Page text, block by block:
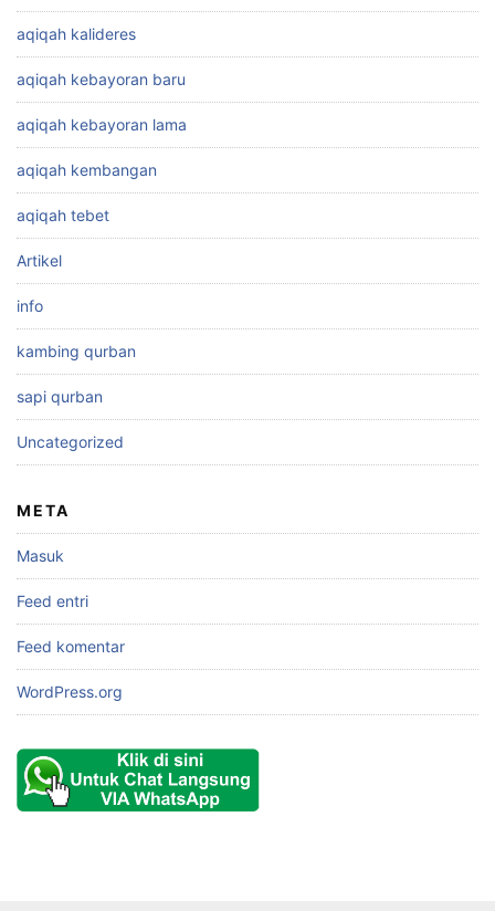
aqiqah kalideres
aqiqah kebayoran baru
aqiqah kebayoran lama
aqiqah kembangan
aqiqah tebet
Artikel
info
kambing qurban
sapi qurban
Uncategorized
META
Masuk
Feed entri
Feed komentar
WordPress.org